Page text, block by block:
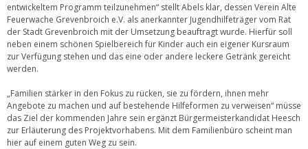
entwickeltem Programm teilzunehmen“ stellt Abels klar, dessen Verein Alte
Feuerwache Grevenbroich e.V. als anerkannter Jugendhilfeträger vom Rat
der Stadt Grevenbroich mit der Umsetzung beauftragt wurde. Hierfür soll
neben einem schönen Spielbereich für Kinder auch ein eigener Kursraum
zur Verfügung stehen und das eine oder andere leckere Getränk gereicht
werden.
„Familien stärker in den Fokus zu rücken, sie zu fördern, ihnen mehr
Angebote zu machen und auf bestehende Hilfeformen zu verweisen“ müsse
das Ziel der kommenden Jahre sein ergänzt Bürgermeisterkandidat Heesch
zur Erläuterung des Projektvorhabens. Mit dem Familienbüro scheint man
hier auf einem guten Weg zu sein.